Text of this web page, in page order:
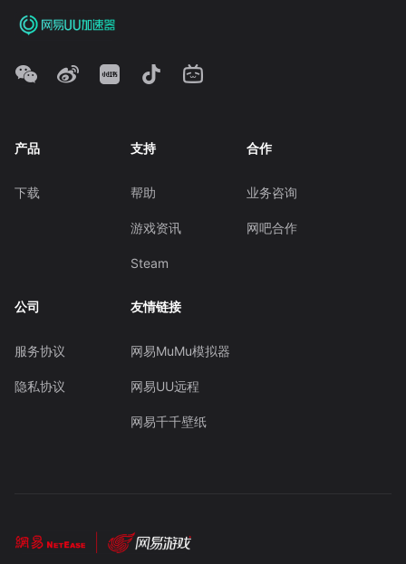
产品
下载
支持
帮助
游戏资讯
Steam
合作
业务咨询
网吧合作
公司
服务协议
隐私协议
友情链接
网易MuMu模拟器
网易UU远程
网易千千壁纸